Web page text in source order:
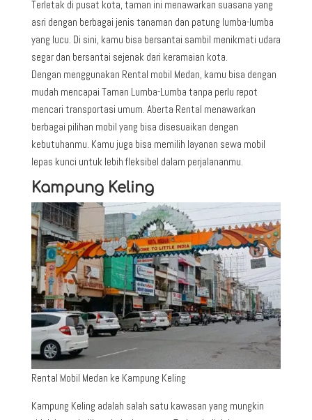
Terletak di pusat kota, taman ini menawarkan suasana yang
asri dengan berbagai jenis tanaman dan patung lumba-lumba
yang lucu. Di sini, kamu bisa bersantai sambil menikmati udara
segar dan bersantai sejenak dari keramaian kota.
Dengan menggunakan Rental mobil Medan, kamu bisa dengan
mudah mencapai Taman Lumba-Lumba tanpa perlu repot
mencari transportasi umum. Aberta Rental menawarkan
berbagai pilihan mobil yang bisa disesuaikan dengan
kebutuhanmu. Kamu juga bisa memilih layanan sewa mobil
lepas kunci untuk lebih fleksibel dalam perjalananmu.
Kampung Keling
Rental Mobil Medan ke Kampung Keling
Kampung Keling adalah salah satu kawasan yang mungkin